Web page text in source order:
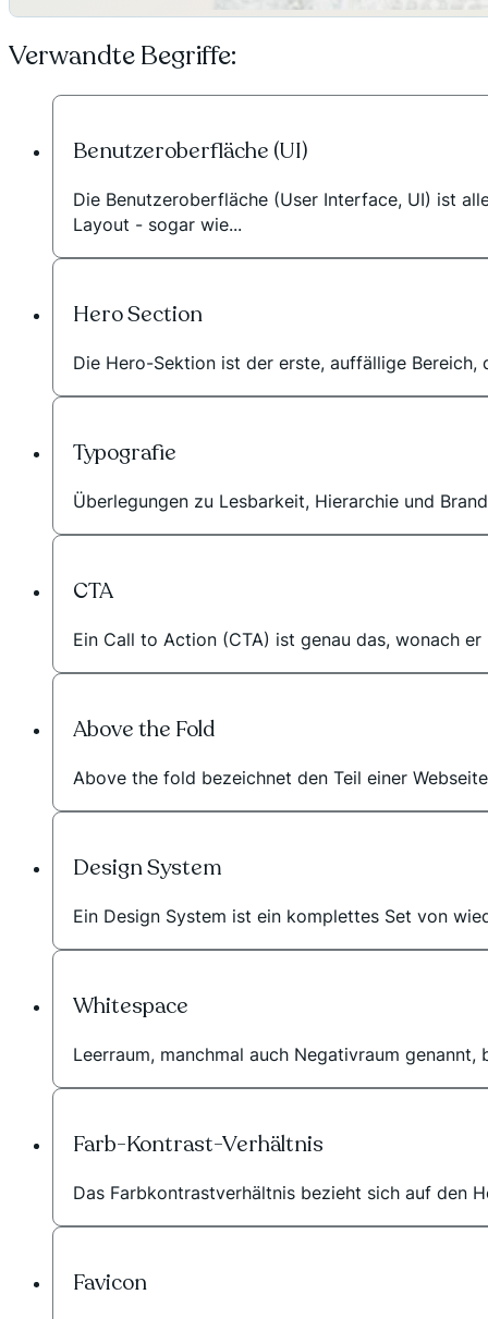
Verwandte Begriffe:
Benutzeroberfläche (UI)
Die Benutzeroberfläche (User Interface, UI) ist
Layout - sogar wie...
Hero Section
Die Hero-Sektion ist der erste, auffällige
Typografie
Überlegungen zu Lesbarkeit, Hierarchie und
CTA
Ein Call to Action (CTA) ist genau das, wonach
Above the Fold
Above the fold bezeichnet den Teil einer
Design System
Ein Design System ist ein komplettes Set von
Whitespace
Leerraum, manchmal auch Negativraum genannt,
Farb-Kontrast-Verhältnis
Das Farbkontrastverhältnis bezieht sich auf den
Favicon